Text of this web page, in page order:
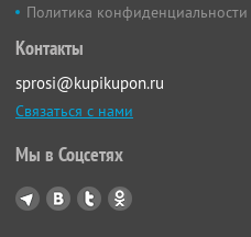
Политика конфиденциальности
Контакты
sprosi@kupikupon.ru
Связаться с нами
Мы в Соцсетях